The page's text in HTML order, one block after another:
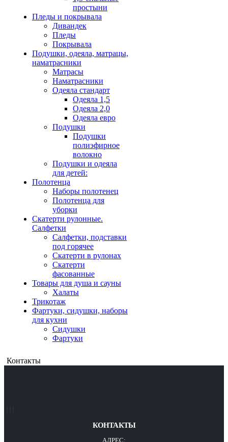
простыни
Пледы и покрывала
Дивандек
Пледы
Покрывала
Подушки, одеяла, матрацы,
наматрасники
Матрасы
Наматрасники
Одеяла стандарт
Одеяла 1,5
Одеяла 2,0
Одеяла евро
Подушки
Подушки
полиэфирное
волокно
Подушки и одеяла
для детей:
Полотенца
Наборы полотенец
Полотенца для
уборки
Скатерти рулонные.
Салфетки
Салфетки, подставки
под горячее
Скатерти в рулонах
Скатерти
фасованные
Товары для душа и сауны
Халаты
Трикотаж
Фартуки, сидушки, наборы
для кухни
Сидушки
Фартуки
Контакты
КОНТАКТЫ
АДРЕС: